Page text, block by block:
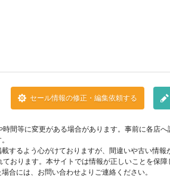
セール情報の修正・編集依頼する
間等に変更がある場合があります。事前に各店
するよう心がけておりますが、間違いや古い情
おります。本サイトでは情報が正しいことを保
合には、お問い合わせよりご連絡ください。